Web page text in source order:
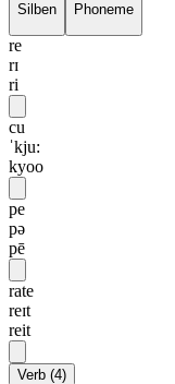
Silben Phoneme
re
rɪ
ri
cu
ˈkju:
kyoo
pe
pə
pē
rate
reɪt
reit
Verb (4)